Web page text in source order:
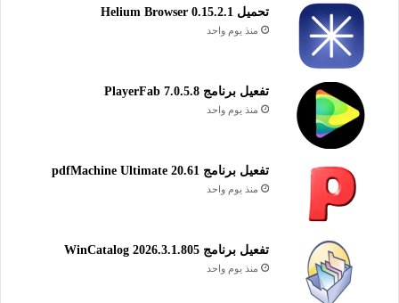
تحميل Helium Browser 0.15.2.1
منذ يوم واحد
تفعيل برنامج PlayerFab 7.0.5.8
منذ يوم واحد
تفعيل برنامج pdfMachine Ultimate 20.61
منذ يوم واحد
تفعيل برنامج WinCatalog 2026.3.1.805
منذ يوم واحد